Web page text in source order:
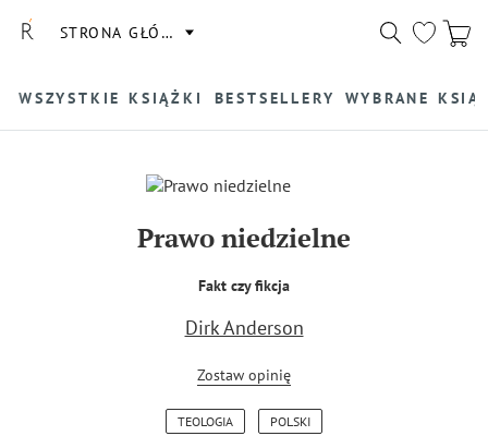
STRONA GŁÓWNA
WSZYSTKIE KSIĄŻKI BESTSELLERY WYBRANE
Prawo niedzielne
Fakt czy fikcja
Dirk Anderson
Zostaw opinię
TEOLOGIA POLSKI